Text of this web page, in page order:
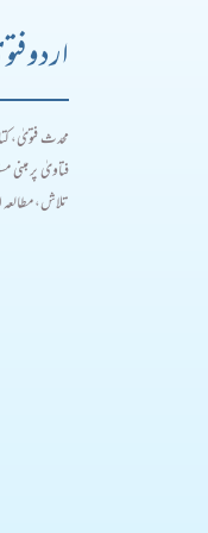
اردو
محدث فتویٰ،
فتاویٰ پر
تلاش،